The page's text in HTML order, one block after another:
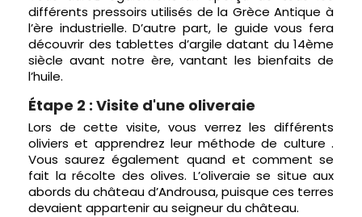
différents pressoirs utilisés de la Grèce Antique à
l’ère industrielle. D’autre part, le guide vous fera
découvrir des tablettes d’argile datant du 14ème
siècle avant notre ère, vantant les bienfaits de
l’huile.
Étape 2 : Visite d'une oliveraie
Lors de cette visite, vous verrez les différents
oliviers et apprendrez leur méthode de culture .
Vous saurez également quand et comment se
fait la récolte des olives. L’oliveraie se situe aux
abords du château d’Androusa, puisque ces terres
devaient appartenir au seigneur du château.